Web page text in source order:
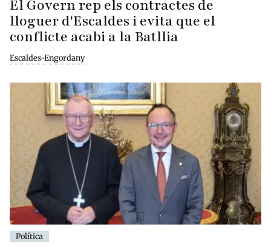
El Govern rep els contractes de
lloguer d'Escaldes i evita que el
conflicte acabi a la Batllia
Escaldes-Engordany
Política